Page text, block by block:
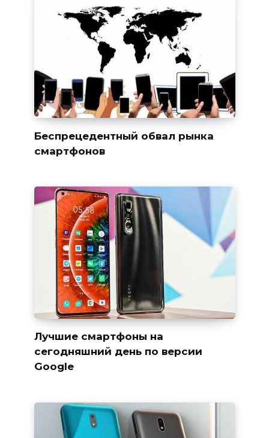
Беспрецедентный обвал рынка
смартфонов
Лучшие смартфоны на
сегодняшний день по версии
Google